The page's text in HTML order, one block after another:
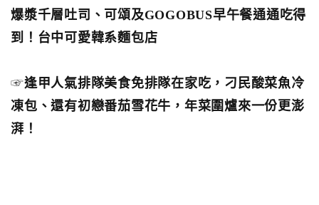
爆漿千層吐司、可頌及GOGOBUS早午餐通通吃得
到！台中可愛韓系麵包店
☞逢甲人氣排隊美食免排隊在家吃，刁民酸菜魚冷
凍包、還有初戀番茄雪花牛，年菜圍爐來一份更澎
湃！